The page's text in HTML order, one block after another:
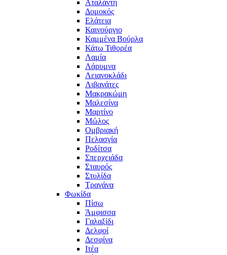
Αταλάντη
Δομοκός
Ελάτεια
Καινούργιο
Καμμένα Βούρλα
Κάτω Τιθορέα
Λαμία
Λάρυμνα
Λειανοκλάδι
Λιβανάτες
Μακρακώμη
Μαλεσίνα
Μαρτίνο
Μώλος
Ομβριακή
Πελασγία
Ροδίτσα
Σπερχειάδα
Σταυρός
Στυλίδα
Τραγάνα
Φωκίδα
Πίσω
Άμφισσα
Γαλαξίδι
Δελφοί
Δεσφίνα
Ιτέα